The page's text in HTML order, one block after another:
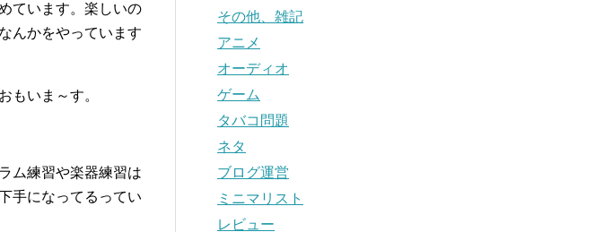
ています。楽しいの
んかをやっています
もいま～す。
ム練習や楽器練習は
手になってるってい
その他、雑記
アニメ
オーディオ
ゲーム
タバコ問題
ネタ
ブログ運営
ミニマリスト
レビュー